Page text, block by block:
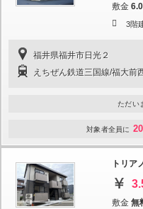
敷金
3階
福井県福井市日光２
えちぜん鉄道三国線/福大前
ただい
対象者全員に
トリア
敷金 無